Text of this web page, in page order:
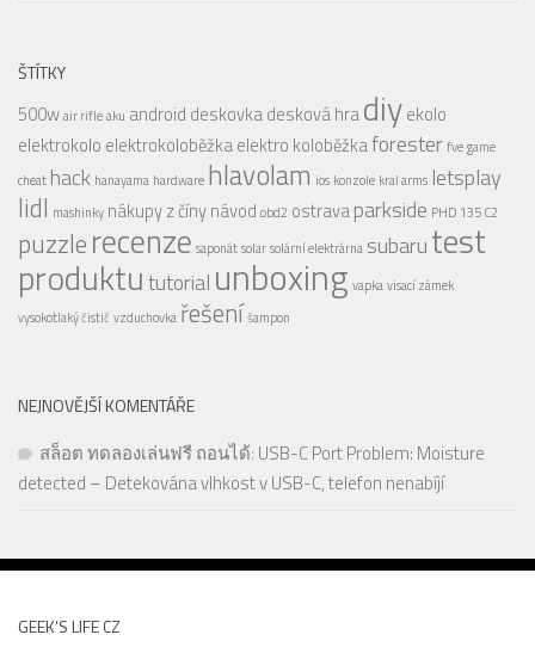
ŠTÍTKY
500wair rifleaku android deskovkadesková hradiyekolo
elektrokolo elektrokoloběžkaelektro koloběžkaforesterfvegame
cheat hack hanayama hardware hlavolam ios konzole kral arms letsplay
lidl mashinky nákupy z čínynávod obd2 ostravaparkside PHD 135 C2
puzzlerecenze saponátsolarsolární elektrárna subarutest
produktututorial unboxing vapkavisací zámek
vysokotlaký čistič vzduchovka řešeníšampon
NEJNOVĚJŠÍ KOMENTÁŘE
สล็อต ทดลองเล่นฟรี ถอนได้: USB-C Port Problem: Moisture
detected – Detekována vlhkost v USB-C, telefon nenabíjí
GEEK’S LIFE CZ